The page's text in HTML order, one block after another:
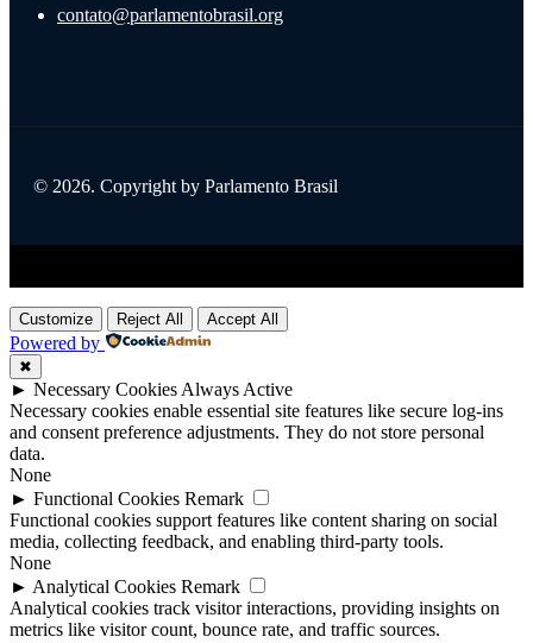
contato@parlamentobrasil.org
© 2026. Copyright by Parlamento Brasil
Customize Reject All Accept All
Powered by
✖
► Necessary Cookies Always Active
Necessary cookies enable essential site features like secure log-ins
and consent preference adjustments. They do not store personal
data.
None
► Functional Cookies Remark
Functional cookies support features like content sharing on social
media, collecting feedback, and enabling third-party tools.
None
► Analytical Cookies Remark
Analytical cookies track visitor interactions, providing insights on
metrics like visitor count, bounce rate, and traffic sources.